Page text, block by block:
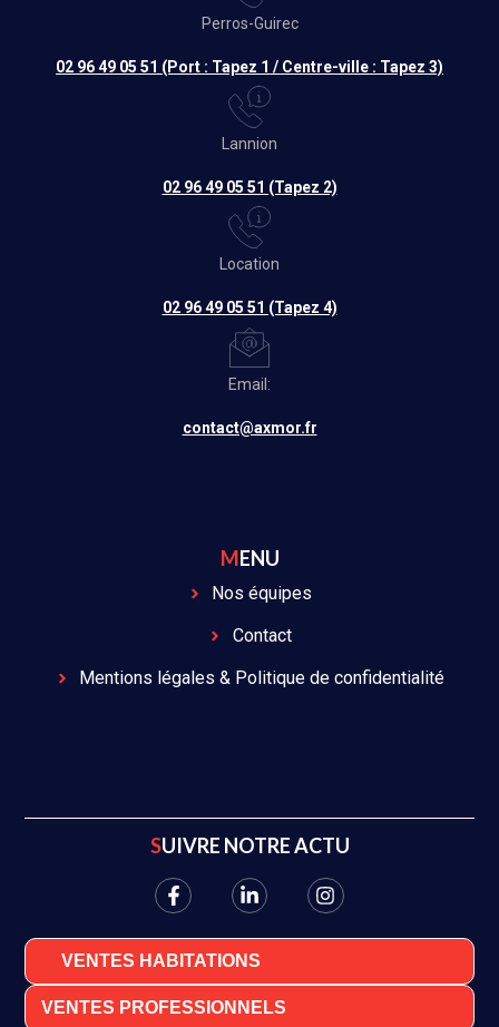
Perros-Guirec
02 96 49 05 51 (Port : Tapez 1 / Centre-ville : Tapez 3)
Lannion
02 96 49 05 51 (Tapez 2)
Location
02 96 49 05 51 (Tapez 4)
Email:
contact@axmor.fr
MENU
Nos équipes
Contact
Mentions légales & Politique de confidentialité
SUIVRE NOTRE ACTU
VENTES HABITATIONS
VENTES PROFESSIONNELS